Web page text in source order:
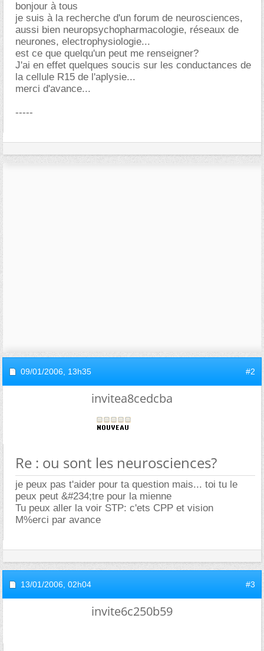
bonjour à tous
je suis à la recherche d'un forum de neurosciences,
aussi bien neuropsychopharmacologie, réseaux de
neurones, electrophysiologie...
est ce que quelqu'un peut me renseigner?
J'ai en effet quelques soucis sur les conductances de
la cellule R15 de l'aplysie...
merci d'avance...
-----
09/01/2006, 13h35 #2
invitea8cedcba
Re : ou sont les neurosciences?
je peux pas t'aider pour ta question mais... toi tu le
peux peut &#234;tre pour la mienne
Tu peux aller la voir STP: c'ets CPP et vision
M%erci par avance
13/01/2006, 02h04 #3
invite6c250b59